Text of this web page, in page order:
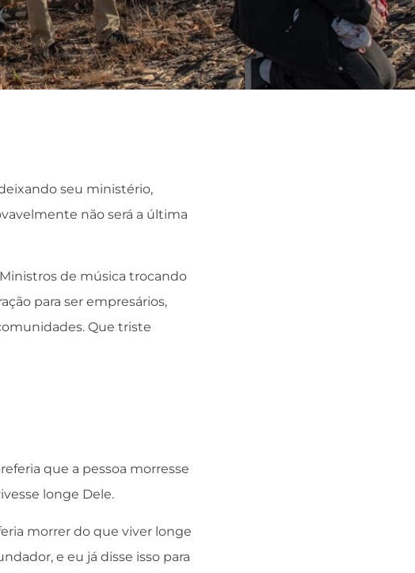
seu ministério,
não será a última
de música trocando
para ser empresários,
Que triste
que a pessoa morresse
longe Dele.
morrer do que viver longe
e eu já disse isso para